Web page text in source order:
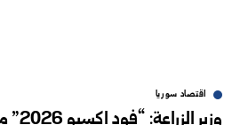
اقتصاد سوريا